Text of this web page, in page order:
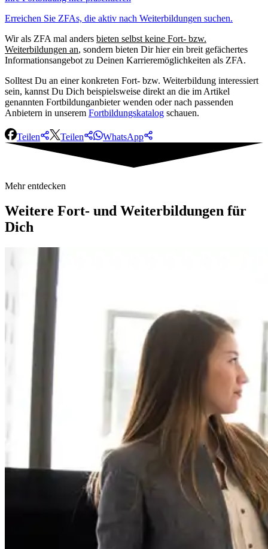
Erreichen Sie ZFAs, die aktiv nach Weiterbildungen suchen.
Wir als ZFA mal anders bieten selbst keine Fort- bzw.
Weiterbildungen an, sondern bieten Dir hier ein breit gefächertes
Informationsangebot zu Deinen Karrieremöglichkeiten als ZFA.
Solltest Du an einer konkreten Fort- bzw. Weiterbildung interessiert
sein, kannst Du Dich beispielsweise direkt an die im Artikel
genannten Fortbildunganbieter wenden oder nach passenden
Anbietern in unserem Fortbildungskatalog schauen.
Teilen Teilen WhatsApp
Mehr entdecken
Weitere Fort- und Weiterbildungen für
Dich